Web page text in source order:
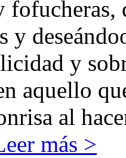
fofucheras,
y
y
aquello
al
más >